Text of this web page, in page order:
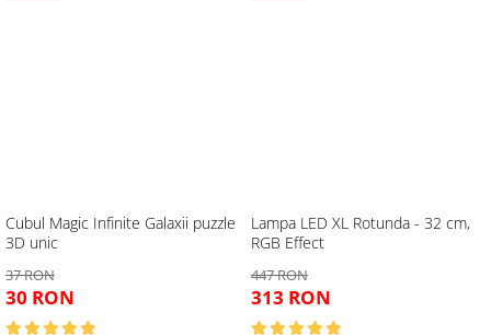
Cubul Magic Infinite Galaxii puzzle
3D unic
37 RON
30 RON
Lampa LED XL Rotunda - 32 cm,
RGB Effect
447 RON
313 RON